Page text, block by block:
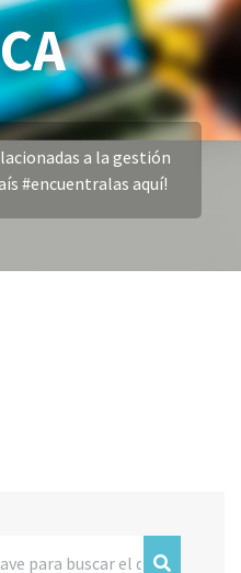
a la gestión
#encuentralas aquí!